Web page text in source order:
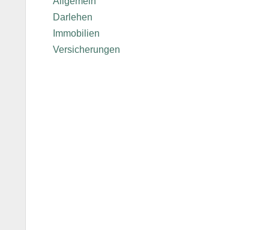
Darlehen
Immobilien
Versicherungen